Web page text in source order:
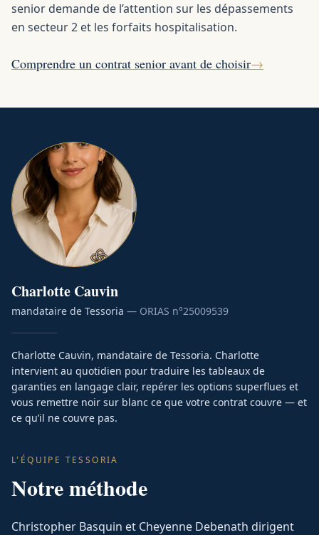
senior demande de l’attention sur les dépassements
en secteur 2 et les forfaits hospitalisation.
Comprendre un contrat senior avant de choisir→
Charlotte Cauvin
mandataire de Tessoria — ORIAS n°25009539
Charlotte Cauvin, mandataire de Tessoria. Charlotte
intervient au quotidien pour traduire les tableaux de
garanties en langage clair, repérer les options superflues et
vous remettre noir sur blanc ce que votre contrat couvre — et
ce qu’il ne couvre pas.
L'ÉQUIPE TESSORIA
Notre méthode
Christopher Basquin et Cheyenne Debenath dirigent